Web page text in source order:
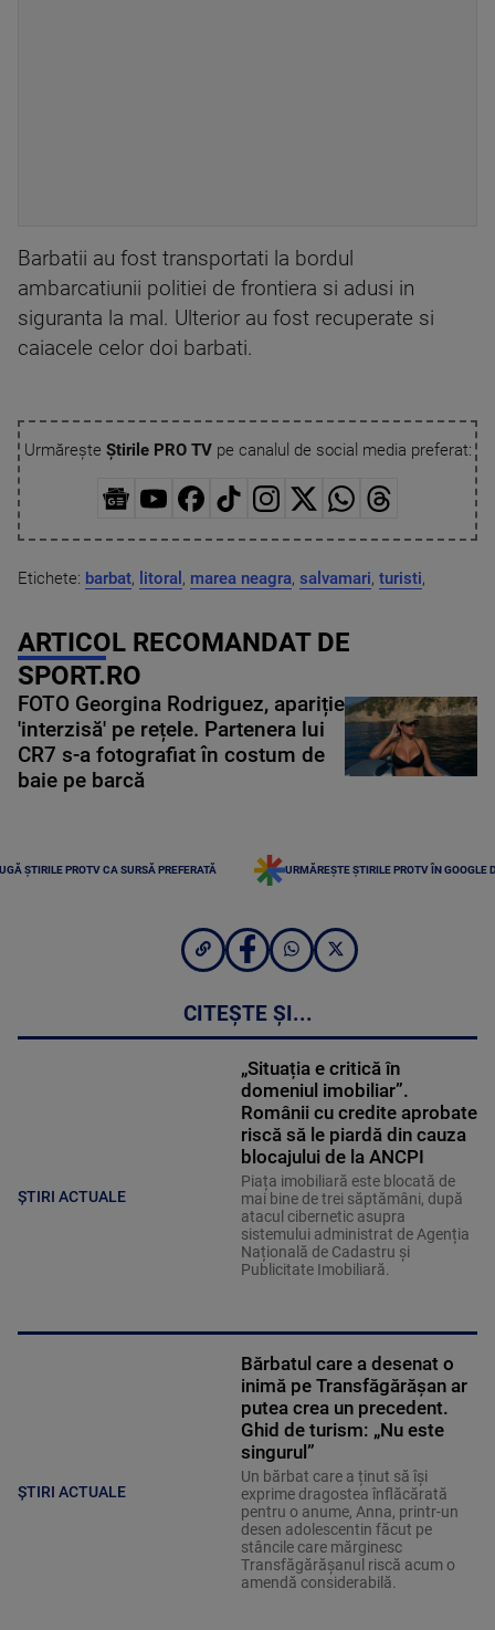
Barbatii au fost transportati la bordul
ambarcatiunii politiei de frontiera si adusi in
siguranta la mal. Ulterior au fost recuperate si
caiacele celor doi barbati.
Urmărește Știrile PRO TVpe canalul de social media preferat:
Etichete: barbat, litoral , marea neagra, salvamari, turisti,
ARTICOL RECOMANDAT DE
SPORT.RO
FOTO Georgina Rodriguez, apariție
'interzisă' pe rețele. Partenera lui
CR7 s-a fotografiat în costum de
baie pe barcă
ȘTIRILE PROTV CA SURSĂ PREFERATĂ URMĂREȘTE ȘTIRILE PROTV ÎN GOOGLE
CITEȘTE ȘI...
ȘTIRI ACTUALE
„Situația e critică în
domeniul imobiliar”.
Românii cu credite aprobate
riscă să le piardă din cauza
blocajului de la ANCPI
Piața imobiliară este blocată de
mai bine de trei săptămâni, după
atacul cibernetic asupra
sistemului administrat de Agenția
Națională de Cadastru și
Publicitate Imobiliară.
ȘTIRI ACTUALE
Bărbatul care a desenat o
inimă pe Transfăgărășan ar
putea crea un precedent.
Ghid de turism: „Nu este
singurul”
Un bărbat care a ținut să își
exprime dragostea înflăcărată
pentru o anume, Anna, printr-un
desen adolescentin făcut pe
stâncile care mărginesc
Transfăgărășanul riscă acum o
amendă considerabilă.